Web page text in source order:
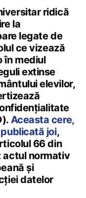
ridică
la
legate de
ce vizează
în mediul
extinse
elevilor,
Aceasta cere,
joi,
66 din
actul normativ
și
datelor